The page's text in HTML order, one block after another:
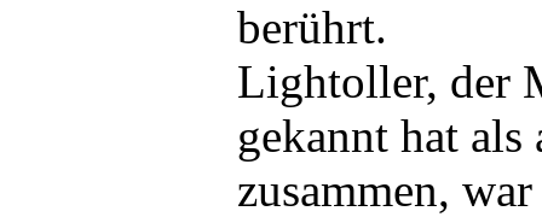
berührt.
Lightoller, der
gekannt hat
zusammen,